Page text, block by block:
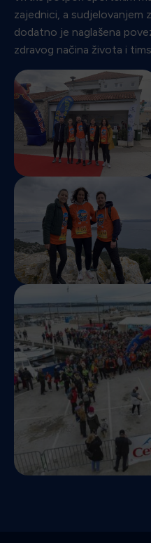
zajednici, a sudjelovanjem
dodatno je naglašena
zdravog načina života i